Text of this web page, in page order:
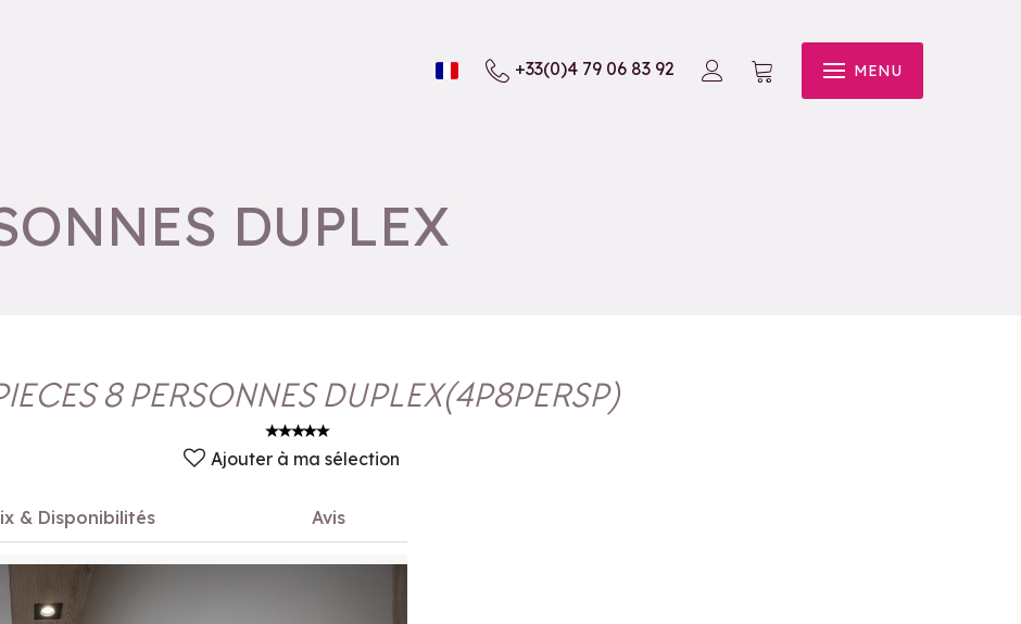
+33(0)4 79 06 83 92 MENU
DUPLEX
8 PERSONNES DUPLEX(4P8PERSP)
Ajouter à ma sélection
& Disponibilités Avis